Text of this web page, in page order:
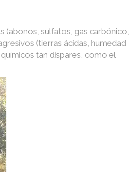
(abonos, sulfatos, gas carbónico,
(tierras ácidas, humedad
tan dispares, como el